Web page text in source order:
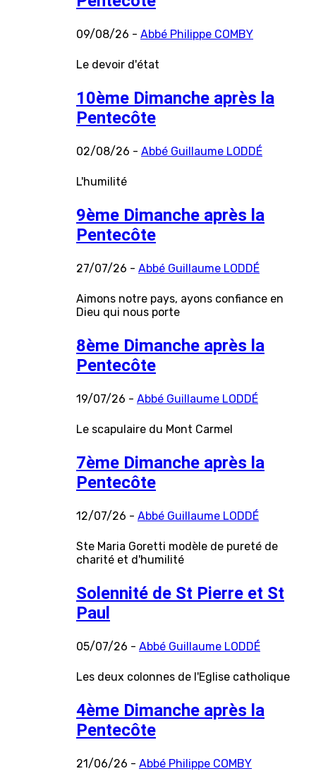
09/08/26 - Abbé Philippe COMBY
Le devoir d'état
10ème Dimanche après la
Pentecôte
02/08/26 - Abbé Guillaume LODDÉ
L'humilité
9ème Dimanche après la
Pentecôte
27/07/26 - Abbé Guillaume LODDÉ
Aimons notre pays, ayons confiance en
Dieu qui nous porte
8ème Dimanche après la
Pentecôte
19/07/26 - Abbé Guillaume LODDÉ
Le scapulaire du Mont Carmel
7ème Dimanche après la
Pentecôte
12/07/26 - Abbé Guillaume LODDÉ
Ste Maria Goretti modèle de pureté de
charité et d'humilité
Solennité de St Pierre et St
Paul
05/07/26 - Abbé Guillaume LODDÉ
Les deux colonnes de l'Eglise catholique
4ème Dimanche après la
Pentecôte
21/06/26 - Abbé Philippe COMBY